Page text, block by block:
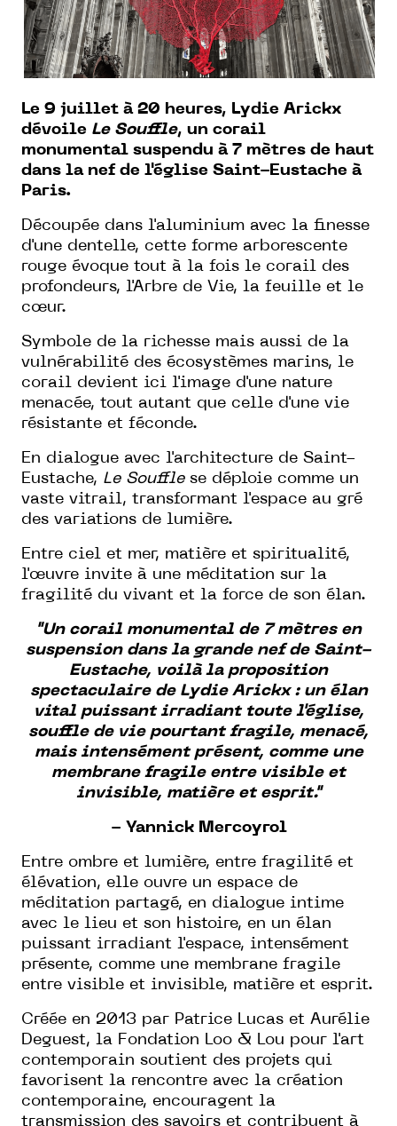
Le 9 juillet à 20 heures, Lydie Arickx
dévoile Le Souffle, un corail
monumental suspendu à 7 mètres de haut
dans la nef de l'église Saint-Eustache à
Paris.
Découpée dans l'aluminium avec la finesse
d'une dentelle, cette forme arborescente
rouge évoque tout à la fois le corail des
profondeurs, l'Arbre de Vie, la feuille et le
cœur.
Symbole de la richesse mais aussi de la
vulnérabilité des écosystèmes marins, le
corail devient ici l'image d'une nature
menacée, tout autant que celle d'une vie
résistante et féconde.
En dialogue avec l'architecture de Saint-
Eustache, Le Soufflese déploie comme un
vaste vitrail, transformant l'espace au gré
des variations de lumière.
Entre ciel et mer, matière et spiritualité,
l'œuvre invite à une méditation sur la
fragilité du vivant et la force de son élan.
"Un corail monumental de 7 mètres en
suspension dans la grande nef de Saint-
Eustache, voilà la proposition
spectaculaire de Lydie Arickx : un élan
vital puissant irradiant toute l'église,
souffle de vie pourtant fragile, menacé,
mais intensément présent, comme une
membrane fragile entre visible et
invisible, matière et esprit."
- Yannick Mercoyrol
Entre ombre et lumière, entre fragilité et
élévation, elle ouvre un espace de
méditation partagé, en dialogue intime
avec le lieu et son histoire, en un élan
puissant irradiant l'espace, intensément
présente, comme une membrane fragile
entre visible et invisible, matière et esprit.
Créée en 2013 par Patrice Lucas et Aurélie
Deguest, la Fondation Loo & Lou pour l'art
contemporain soutient des projets qui
favorisent la rencontre avec la création
contemporaine, encouragent la
transmission des savoirs et contribuent à